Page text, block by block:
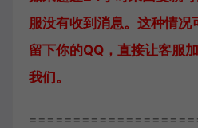
服没有收到消息。这种情况
留下你的QQ，直接让客服
我们。